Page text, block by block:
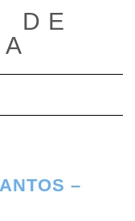
DE
de navegación
–